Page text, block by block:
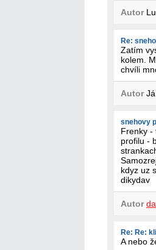
Autor
Re:
Zatím
kolem.
chvíli
AutorJá
snehovy
Frenky -
profilu -
kdyz uz
dikydav
Autor
Re: Re:
A nebo